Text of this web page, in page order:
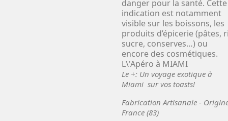
danger pour la santé. Cette
indication est notamment
visible sur les boissons, les
produits d’épicerie (pâtes,
sucre, conserves…) ou
encore des cosmétiques.
L\'Apéro à MIAMI
Le +: Un voyage exotique à
Miami sur vos toasts!
Fabrication Artisanale -
France (83)